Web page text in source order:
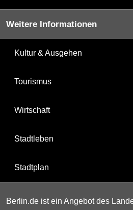
Weitere Informationen
Kultur & Ausgehen
Tourismus
Wirtschaft
Stadtleben
Stadtplan
Berlin.de ist ein Angebot des